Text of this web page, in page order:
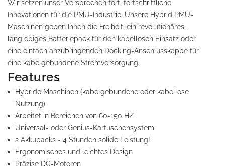
Wir setzen unser Versprechen fort, fortschrittliche
Innovationen für die PMU-Industrie. Unsere Hybrid PMU-
Maschinen geben Ihnen die Freiheit, ein revolutionäres,
langlebiges Batteriepack für den kabellosen Einsatz oder
eine einfach anzubringenden Docking-Anschlusskappe für
eine kabelgebundene Stromversorgung.
Features
Hybride Maschinen (kabelgebundene oder kabellose
Nutzung)
Arbeitet in Bereichen von 60-150 HZ
Universal- oder Genius-Kartuschensystem
2 Akkupacks - 4 Stunden solide Leistung!
Ergonomisches und leichtes Design
Präzise DC-Motoren